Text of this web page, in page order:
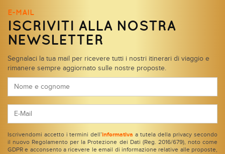
E-MAIL
ISCRIVITI ALLA NOSTRA
NEWSLETTER
Segnalaci la tua mail per ricevere tutti i nostri itinerari di viaggio e
rimanere sempre aggiornato sulle nostre proposte.
Iscrivendomi accetto i termini dell’ informativa a tutela della privacy secondo
il nuovo Regolamento per la Protezione dei Dati (Reg. 2016/679), noto come
GDPR e acconsento a ricevere le email di informazione relative alle proposte,